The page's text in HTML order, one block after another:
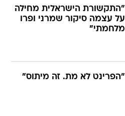
"התקשורת הישראלית מחילה
על עצמה סיקור שמרני ופרו
מלחמתי"
"הפרינט לא מת. זה מיתוס"